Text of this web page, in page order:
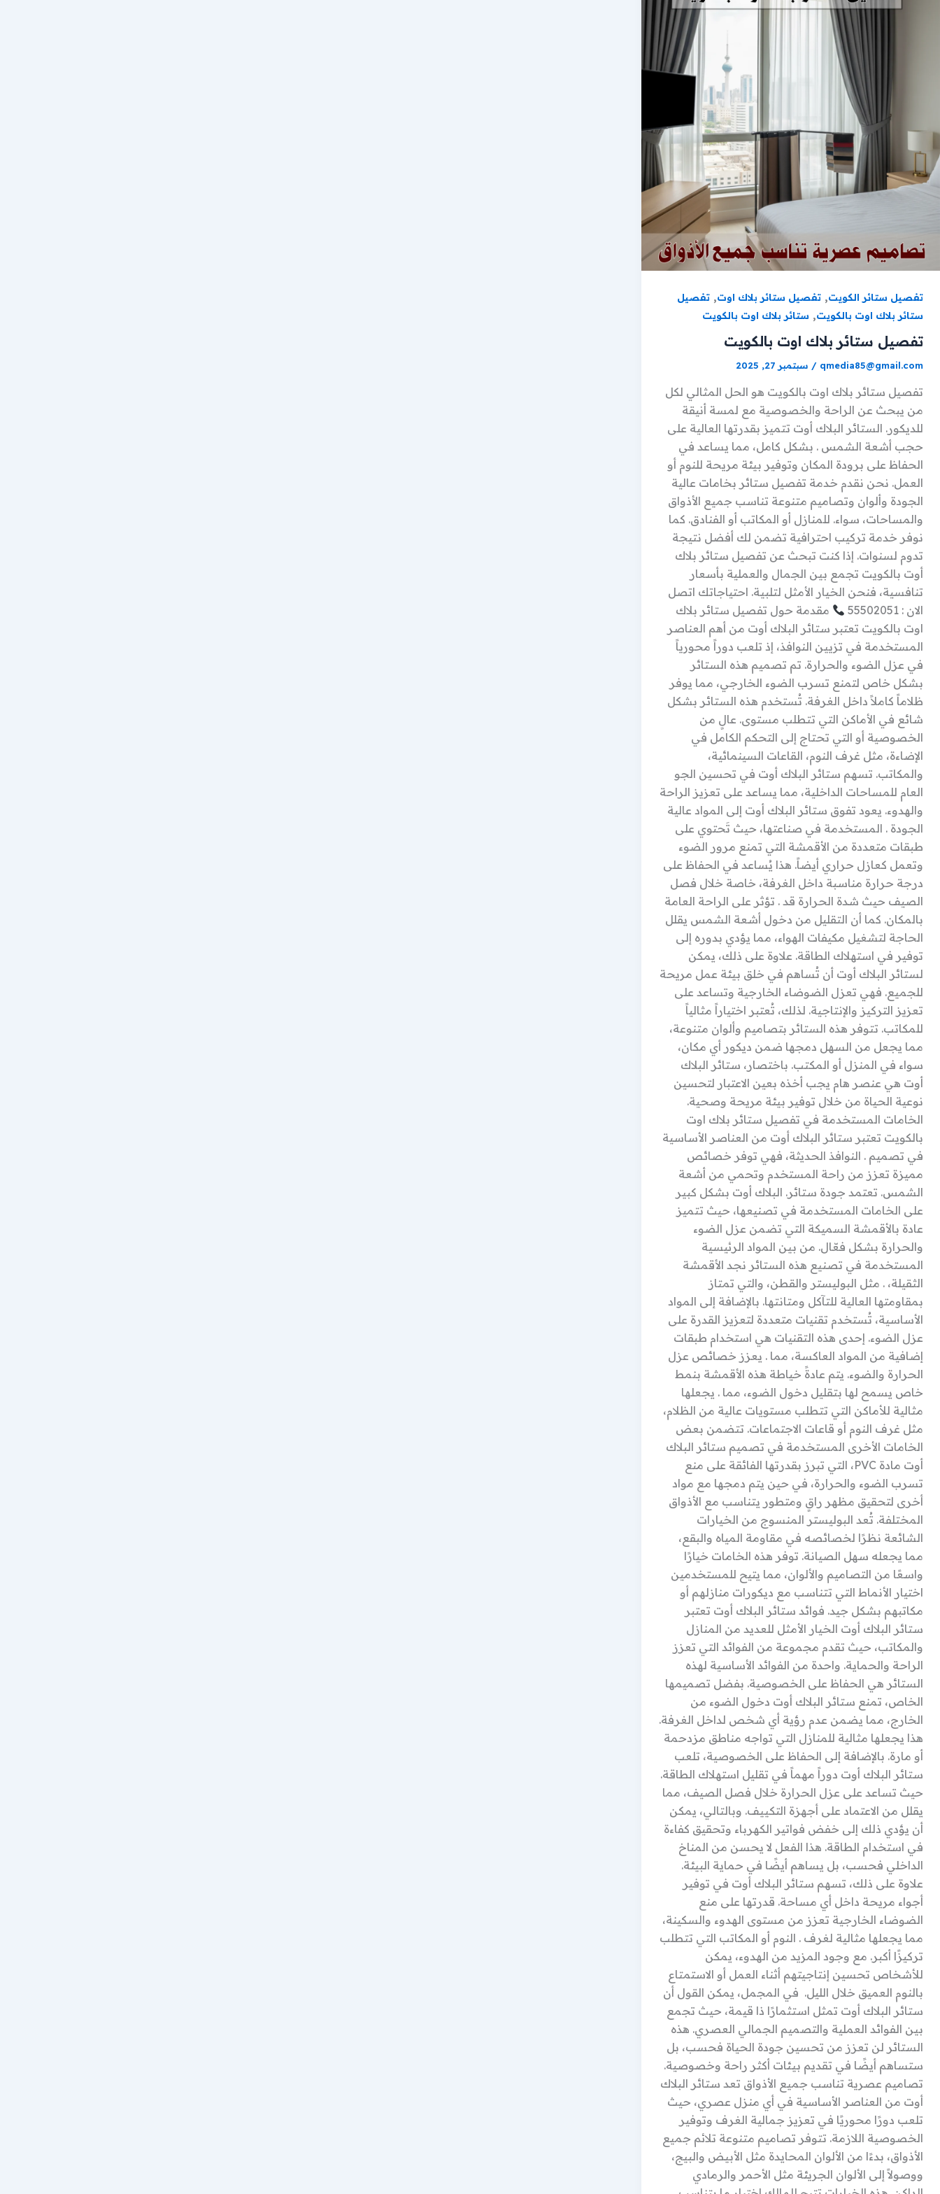
تفصيل ستائر الكويت, تفصيل ستائر بلاك اوت, تفصيل
ستائر بلاك اوت بالكويت, ستائر بلاك اوت بالكويت
تفصيل ستائر بلاك اوت بالكويت
qmedia85@gmail.com
/ سبتمبر 27, 2025
تفصيل ستائر بلاك اوت بالكويت هو الحل المثالي لكل
من يبحث عن الراحة والخصوصية مع لمسة أنيقة
للديكور. الستائر البلاك أوت تتميز بقدرتها العالية على
حجب أشعة الشمس . بشكل كامل، مما يساعد في
الحفاظ على برودة المكان وتوفير بيئة مريحة للنوم أو
العمل. نحن نقدم خدمة تفصيل ستائر بخامات عالية
الجودة وألوان وتصاميم متنوعة تناسب جميع الأذواق
والمساحات، سواء. للمنازل أو المكاتب أو الفنادق. كما
نوفر خدمة تركيب احترافية تضمن لك أفضل نتيجة
تدوم لسنوات. إذا كنت تبحث عن تفصيل ستائر بلاك
أوت بالكويت تجمع بين الجمال والعملية بأسعار
تنافسية، فنحن الخيار الأمثل لتلبية. احتياجاتك اتصل
الان : 55502051
مقدمة حول تفصيل ستائر بلاك
اوت بالكويت تعتبر ستائر البلاك أوت من أهم العناصر
المستخدمة في تزيين النوافذ، إذ تلعب دوراً محورياً
في عزل الضوء والحرارة. تم تصميم هذه الستائر
بشكل خاص لتمنع تسرب الضوء الخارجي، مما يوفر
ظلاماً كاملاً داخل الغرفة. تُستخدم هذه الستائر بشكل
شائع في الأماكن التي تتطلب مستوى. عالٍ من
الخصوصية أو التي تحتاج إلى التحكم الكامل في
الإضاءة، مثل غرف النوم، القاعات السينمائية،
والمكاتب. تسهم ستائر البلاك أوت في تحسين الجو
العام للمساحات الداخلية، مما يساعد على تعزيز الراحة
والهدوء. يعود تفوق ستائر البلاك أوت إلى المواد عالية
الجودة . المستخدمة في صناعتها، حيث تَحتوي على
طبقات متعددة من الأقمشة التي تمنع مرور الضوء
وتعمل كعازل حراري أيضاً. هذا يُساعد في الحفاظ على
درجة حرارة مناسبة داخل الغرفة، خاصة خلال فصل
الصيف حيث شدة الحرارة قد . تؤثر على الراحة العامة
بالمكان. كما أن التقليل من دخول أشعة الشمس يقلل
الحاجة لتشغيل مكيفات الهواء، مما يؤدي بدوره إلى
توفير في استهلاك الطاقة. علاوة على ذلك، يمكن
لستائر البلاك أوت أن تُساهم في خلق بيئة عمل مريحة
للجميع. فهي تعزل الضوضاء الخارجية وتساعد على
تعزيز التركيز والإنتاجية. لذلك، تُعتبر اختياراً مثالياً
للمكاتب. تتوفر هذه الستائر بتصاميم وألوان متنوعة،
مما يجعل من السهل دمجها ضمن ديكور أي مكان،
سواء في المنزل أو المكتب. باختصار، ستائر البلاك
أوت هي عنصر هام يجب أخذه بعين الاعتبار لتحسين
نوعية الحياة من خلال توفير بيئة مريحة وصحية.
الخامات المستخدمة في تفصيل ستائر بلاك اوت
بالكويت تعتبر ستائر البلاك أوت من العناصر الأساسية
في تصميم . النوافذ الحديثة، فهي توفر خصائص
مميزة تعزز من راحة المستخدم وتحمي من أشعة
الشمس. تعتمد جودة ستائر. البلاك أوت بشكل كبير
على الخامات المستخدمة في تصنيعها، حيث تتميز
عادة بالأقمشة السميكة التي تضمن عزل الضوء
والحرارة بشكل فعّال. من بين المواد الرئيسية
المستخدمة في تصنيع هذه الستائر نجد الأقمشة
الثقيلة، . مثل البوليستر والقطن، والتي تمتاز
بمقاومتها العالية للتآكل ومتانتها. بالإضافة إلى المواد
الأساسية، تُستخدم تقنيات متعددة لتعزيز القدرة على
عزل الضوء. إحدى هذه التقنيات هي استخدام طبقات
إضافية من المواد العاكسة، مما . يعزز خصائص عزل
الحرارة والضوء. يتم عادةً خياطة هذه الأقمشة بنمط
خاص يسمح لها بتقليل دخول الضوء، مما . يجعلها
مثالية للأماكن التي تتطلب مستويات عالية من الظلام،
مثل غرف النوم أو قاعات الاجتماعات. تتضمن بعض
الخامات الأخرى المستخدمة في تصميم ستائر البلاك
أوت مادة PVC، التي تبرز بقدرتها الفائقة على منع
تسرب الضوء والحرارة، في حين يتم دمجها مع مواد
أخرى لتحقيق مظهر راقٍ ومتطور يتناسب مع الأذواق
المختلفة. تُعد البوليستر المنسوج من الخيارات
الشائعة نظرًا لخصائصه في مقاومة المياه والبقع،
مما يجعله سهل الصيانة. توفر هذه الخامات خيارًا
واسعًا من التصاميم والألوان، مما يتيح للمستخدمين
اختيار الأنماط التي تتناسب مع ديكورات منازلهم أو
مكاتبهم بشكل جيد. فوائد ستائر البلاك أوت تعتبر
ستائر البلاك أوت الخيار الأمثل للعديد من المنازل
والمكاتب، حيث تقدم مجموعة من الفوائد التي تعزز
الراحة والحماية. واحدة من الفوائد الأساسية لهذه
الستائر هي الحفاظ على الخصوصية. بفضل تصميمها
الخاص، تمنع ستائر البلاك أوت دخول الضوء من
الخارج، مما يضمن عدم رؤية أي شخص لداخل الغرفة.
هذا يجعلها مثالية للمنازل التي تواجه مناطق مزدحمة
أو مارة. بالإضافة إلى الحفاظ على الخصوصية، تلعب
ستائر البلاك أوت دوراً مهماً في تقليل استهلاك الطاقة.
حيث تساعد على عزل الحرارة خلال فصل الصيف، مما
يقلل من الاعتماد على أجهزة التكييف. وبالتالي، يمكن
أن يؤدي ذلك إلى خفض فواتير الكهرباء وتحقيق كفاءة
في استخدام الطاقة. هذا الفعل لا يحسن من المناخ
الداخلي فحسب، بل يساهم أيضًا في حماية البيئة.
علاوة على ذلك، تسهم ستائر البلاك أوت في توفير
أجواء مريحة داخل أي مساحة. قدرتها على منع
الضوضاء الخارجية تعزز من مستوى الهدوء والسكينة،
مما يجعلها مثالية لغرف . النوم أو المكاتب التي تتطلب
تركيزًا أكبر. مع وجود المزيد من الهدوء، يمكن
للأشخاص تحسين إنتاجيتهم أثناء العمل أو الاستمتاع
بالنوم العميق خلال الليل. في المجمل، يمكن القول أن
ستائر البلاك أوت تمثل استثمارًا ذا قيمة، حيث تجمع
بين الفوائد العملية والتصميم الجمالي العصري. هذه
الستائر لن تعزز من تحسين جودة الحياة فحسب، بل
ستساهم أيضًا في تقديم بيئات أكثر راحة وخصوصية.
تصاميم عصرية تناسب جميع الأذواق تعد ستائر البلاك
أوت من العناصر الأساسية في أي منزل عصري، حيث
تلعب دورًا محوريًا في تعزيز جمالية الغرف وتوفير
الخصوصية اللازمة. تتوفر تصاميم متنوعة تلائم جميع
الأذواق، بدءًا من الألوان المحايدة مثل الأبيض والبيج،
ووصولاً إلى الألوان الجريئة مثل الأحمر والرمادي